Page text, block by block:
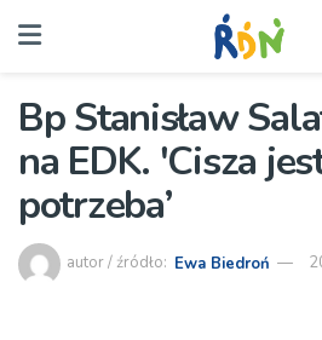
Bp Stanisław
na EDK. 'Cisza
potrzeba’
autor / źródło: Ewa Biedroń